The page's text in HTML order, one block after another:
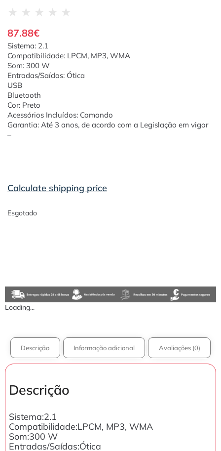
★ ★ ★ ★ ★
87.88€
Sistema: 2.1
Compatibilidade: LPCM, MP3, WMA
Som: 300 W
Entradas/Saídas: Ótica
USB
Bluetooth
Cor: Preto
Acessórios Incluídos: Comando
Garantia: Até 3 anos, de acordo com a Legislação em vigor
–
Calculate shipping price
Esgotado
Loading...
Descrição Informação adicional Avaliações (0)
Descrição
Sistema:2.1
Compatibilidade:LPCM, MP3, WMA
Som:300 W
Entradas/Saídas:Ótica